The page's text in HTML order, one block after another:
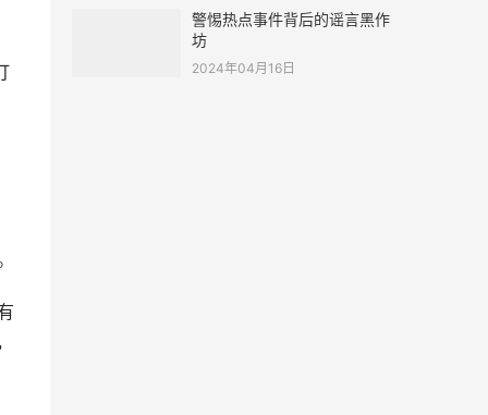
警惕热点事件背后的谣言黑作
坊
2024年04月16日